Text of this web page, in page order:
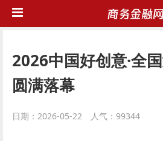
2026中国好创意·全
圆满落幕
日期：2026-05-22 人气：99344